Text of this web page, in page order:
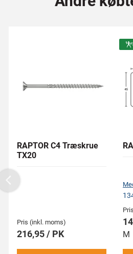
RAPTOR C4 Træskrue
TX20
Pris (inkl. moms)
216,95 / PK
M
Previous